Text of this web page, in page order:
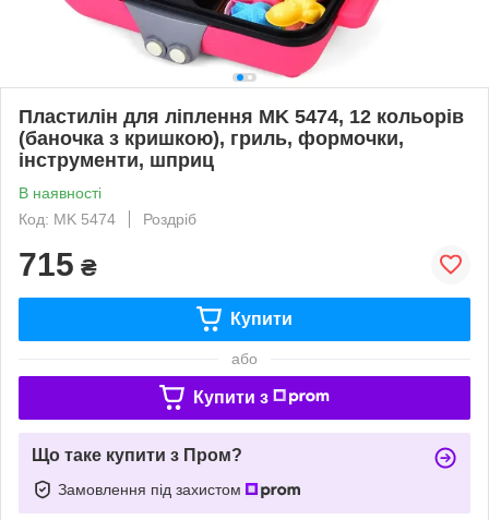
Пластилін для ліплення MK 5474, 12 кольорів
(баночка з кришкою), гриль, формочки,
інструменти, шприц
В наявності
Код: MK 5474
Роздріб
715 ₴
Купити
або
Купити з
Що таке купити з Пром?
Замовлення під захистом